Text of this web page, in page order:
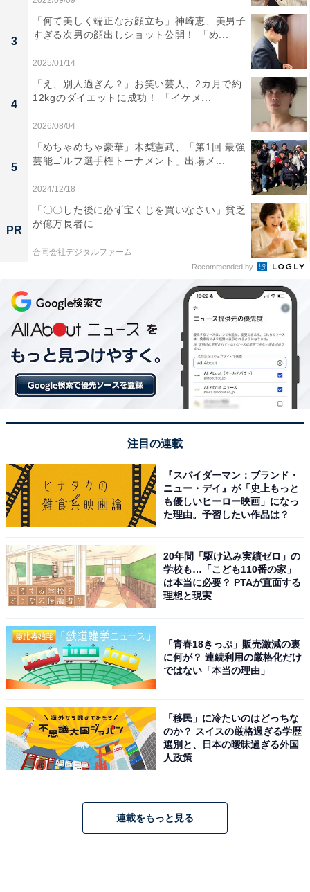
3
「何て美しく端正なお顔立ち」神崎恵、美男子
すぎる次男の顔出しショット公開！ 「め...
2025/01/14
4
「え、別人過ぎん？」お笑い芸人、2カ月で約
12kgのダイエットに成功！ 「イケメ...
2026/08/04
5
「めちゃめちゃ豪華」木梨憲武、「第1回 最強
芸能ゴルフ選手権トーナメント」出場メ...
2024/12/18
PR
「〇〇した後に必ず宝くじを買いなさい」貧乏
が億万長者に
合同会社デジタルファーム
Recommended by
注目の連載
『スパイダーマン：ブランド・
ニュー・デイ』が「史上もっと
も優しいヒーロー映画」になっ
た理由。予習したい作品は？
20年間「駆け込み実績ゼロ」の
学校も…「こども110番の家」
は本当に必要？ PTAが直面する
理想と現実
「青春18きっぷ」販売激減の裏
に何が？ 連続利用の厳格化だけ
ではない「本当の理由」
「移民」に冷たいのはどっちな
のか？ スイスの厳格過ぎる学歴
選別と、日本の曖昧過ぎる外国
人政策
連載をもっと見る